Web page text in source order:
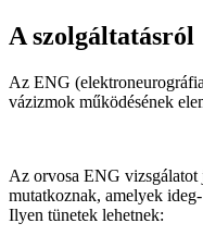
A szolgáltatásról
Az ENG
vázizmok működésének
Az orvosa ENG vizsgálatot
mutatkoznak, amelyek
Ilyen tünetek lehetnek: